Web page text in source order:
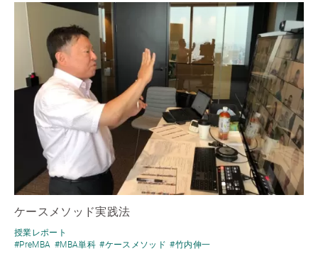
ケースメソッド実践法
授業レポート
#PreMBA #MBA単科 #ケースメソッド #竹内伸一